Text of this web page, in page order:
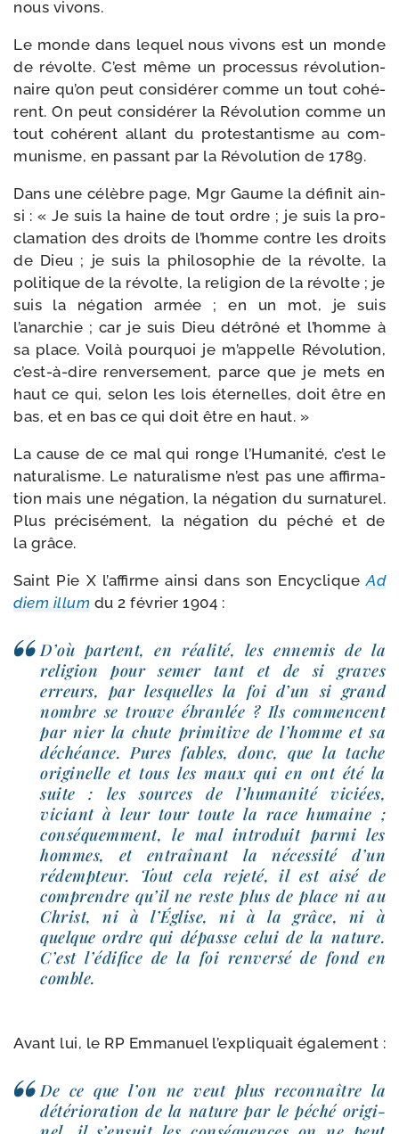
nous vivons.
Le monde dans lequel nous vivons est un monde
de révolte. C’est même un pro­ces­sus révo­lu­tion­
naire qu’on peut consi­dé­rer comme un tout cohé­
rent. On peut consi­dé­rer la Révolution comme un
tout cohé­rent allant du pro­tes­tan­tisme au com­
mu­nisme, en pas­sant par la Révolution de 1789.
Dans une célèbre page, Mgr Gaume la défi­nit ain­
si : « Je suis la haine de tout ordre ; je suis la pro­
cla­ma­tion des droits de l’homme contre les droits
de Dieu ; je suis la phi­lo­so­phie de la révolte, la
poli­tique de la révolte, la reli­gion de la révolte ; je
suis la néga­tion armée ; en un mot, je suis
l’anarchie ; car je suis Dieu détrô­né et l’homme à
sa place. Voilà pour­quoi je m’appelle Révolution,
c’est-à-dire ren­ver­se­ment, parce que je mets en
haut ce qui, selon les lois éter­nelles, doit être en
bas, et en bas ce qui doit être en haut. »
La cause de ce mal qui ronge l’Humanité, c’est le
natu­ra­lisme. Le natu­ra­lisme n’est pas une affir­ma­
tion mais une néga­tion, la néga­tion du sur­na­tu­rel.
Plus pré­ci­sé­ment, la néga­tion du péché et de
la grâce.
Saint Pie X l’affirme ain­si dans son EncycliqueAd
diem illum du 2 février 1904 :
D’où partent, en réa­li­té, les enne­mis de la
reli­gion pour semer tant et de si graves
erreurs, par les­quelles la foi d’un si grand
nombre se trouve ébran­lée ? Ils com­mencent
par nier la chute pri­mi­tive de l’homme et sa
déchéance. Pures fables, donc, que la tache
ori­gi­nelle et tous les maux qui en ont été la
suite : les sources de l’humanité viciées,
viciant à leur tour toute la race humaine ;
consé­quem­ment, le mal intro­duit par­mi les
hommes, et entraî­nant la néces­si­té d’un
rédemp­teur. Tout cela reje­té, il est aisé de
com­prendre qu’il ne reste plus de place ni au
Christ, ni à l’Église, ni à la grâce, ni à
quelque ordre qui dépasse celui de la nature.
C’est l’édifice de la foi ren­ver­sé de fond en
comble.
Avant lui, le RP Emmanuel l’expliquait également :
De ce que l’on ne veut plus recon­naître la
dété­rio­ra­tion de la nature par le péché ori­gi­